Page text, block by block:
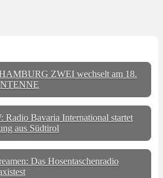
HAMBURG ZWEI wechselt am 18.
Radio Bavaria International startet
aus Südtirol
Das Hosentaschenradio